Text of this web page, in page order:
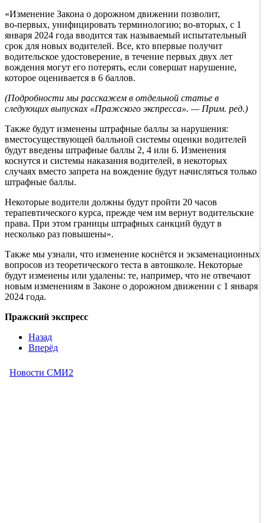
«Изменение Закона о дорожном движении позволит,
во‑первых, унифицировать терминологию; во‑вторых, с 1
января 2024 года вводится так называемый испытательный
срок для новых водителей. Все, кто впервые получит
водительское удостоверение, в течение первых двух лет
вождения могут его потерять, если совершат нарушение,
которое оценивается в 6 баллов.
(Подробности мы расскажем в отдельной статье в
следующих выпусках «Пражского экспресса». — Прим. ред.)
Также будут изменены штрафные баллы за нарушения:
вместосуществующей балльной системы оценки водителей
будут введены штрафные баллы 2, 4 или 6. Изменения
коснутся и системы наказания водителей, в некоторых
случаях вместо запрета на вождение будут начисляться только
штрафные баллы.
Некоторые водители должны будут пройти 20 часов
терапевтического курса, прежде чем им вернут водительские
права. При этом границы штрафных санкций будут в
несколько раз повышены».
Также мы узнали, что изменение коснётся и экзаменационных
вопросов из теоретического теста в автошколе. Некоторые
будут изменены или удалены: те, например, что не отвечают
новым изменениям в Законе о дорожном движении с 1 января
2024 года.
Пражский экспресс
Назад
Вперёд